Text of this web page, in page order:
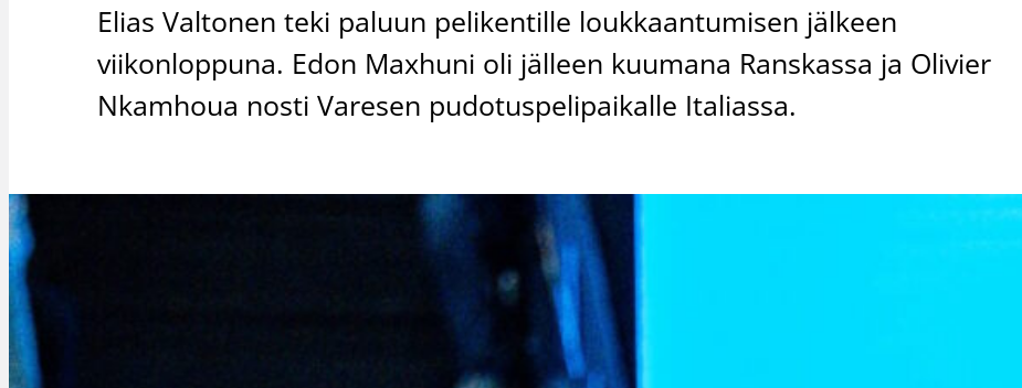
Elias Valtonen teki paluun pelikentille loukkaantumisen jälkeen
viikonloppuna. Edon Maxhuni oli jälleen kuumana Ranskassa ja Olivier
Nkamhoua nosti Varesen pudotuspelipaikalle Italiassa.